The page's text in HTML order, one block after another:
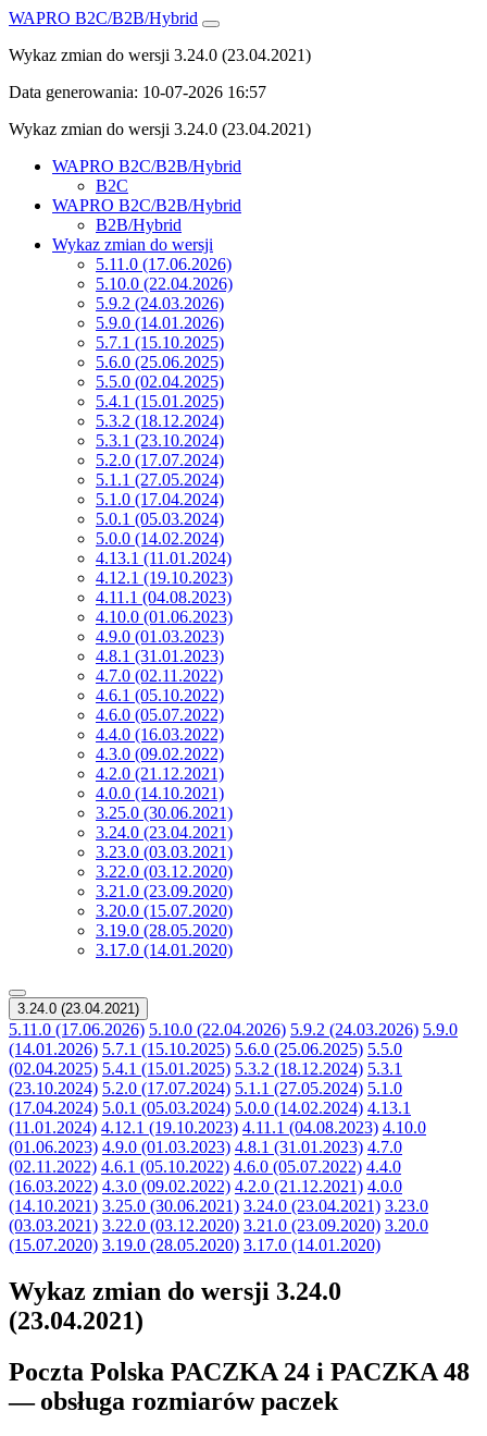
WAPRO B2C/B2B/Hybrid
Wykaz zmian do wersji 3.24.0 (23.04.2021)
Data generowania: 10-07-2026 16:57
Wykaz zmian do wersji 3.24.0 (23.04.2021)
WAPRO B2C/B2B/Hybrid
B2C
WAPRO B2C/B2B/Hybrid
B2B/Hybrid
Wykaz zmian do wersji
5.11.0 (17.06.2026)
5.10.0 (22.04.2026)
5.9.2 (24.03.2026)
5.9.0 (14.01.2026)
5.7.1 (15.10.2025)
5.6.0 (25.06.2025)
5.5.0 (02.04.2025)
5.4.1 (15.01.2025)
5.3.2 (18.12.2024)
5.3.1 (23.10.2024)
5.2.0 (17.07.2024)
5.1.1 (27.05.2024)
5.1.0 (17.04.2024)
5.0.1 (05.03.2024)
5.0.0 (14.02.2024)
4.13.1 (11.01.2024)
4.12.1 (19.10.2023)
4.11.1 (04.08.2023)
4.10.0 (01.06.2023)
4.9.0 (01.03.2023)
4.8.1 (31.01.2023)
4.7.0 (02.11.2022)
4.6.1 (05.10.2022)
4.6.0 (05.07.2022)
4.4.0 (16.03.2022)
4.3.0 (09.02.2022)
4.2.0 (21.12.2021)
4.0.0 (14.10.2021)
3.25.0 (30.06.2021)
3.24.0 (23.04.2021)
3.23.0 (03.03.2021)
3.22.0 (03.12.2020)
3.21.0 (23.09.2020)
3.20.0 (15.07.2020)
3.19.0 (28.05.2020)
3.17.0 (14.01.2020)
3.24.0 (23.04.2021)
5.11.0 (17.06.2026) 5.10.0 (22.04.2026) 5.9.2 (24.03.2026) 5.9.0
(14.01.2026) 5.7.1 (15.10.2025) 5.6.0 (25.06.2025) 5.5.0
(02.04.2025) 5.4.1 (15.01.2025) 5.3.2 (18.12.2024) 5.3.1
(23.10.2024) 5.2.0 (17.07.2024) 5.1.1 (27.05.2024) 5.1.0
(17.04.2024) 5.0.1 (05.03.2024) 5.0.0 (14.02.2024) 4.13.1
(11.01.2024) 4.12.1 (19.10.2023) 4.11.1 (04.08.2023) 4.10.0
(01.06.2023) 4.9.0 (01.03.2023) 4.8.1 (31.01.2023) 4.7.0
(02.11.2022) 4.6.1 (05.10.2022) 4.6.0 (05.07.2022) 4.4.0
(16.03.2022) 4.3.0 (09.02.2022) 4.2.0 (21.12.2021) 4.0.0
(14.10.2021) 3.25.0 (30.06.2021) 3.24.0 (23.04.2021) 3.23.0
(03.03.2021) 3.22.0 (03.12.2020) 3.21.0 (23.09.2020) 3.20.0
(15.07.2020) 3.19.0 (28.05.2020) 3.17.0 (14.01.2020)
Wykaz zmian do wersji 3.24.0
(23.04.2021)
Poczta Polska PACZKA 24 i PACZKA 48
— obsługa rozmiarów paczek